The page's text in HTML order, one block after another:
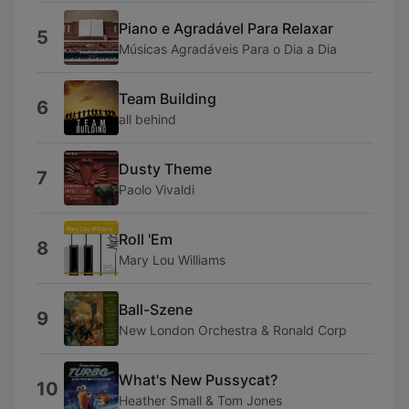
5 Piano e Agradável Para Relaxar
Músicas Agradáveis Para o Dia a Dia
6 Team Building
all behind
7 Dusty Theme
Paolo Vivaldi
8 Roll 'Em
Mary Lou Williams
9 Ball-Szene
New London Orchestra & Ronald Corp
10 What's New Pussycat?
Heather Small & Tom Jones